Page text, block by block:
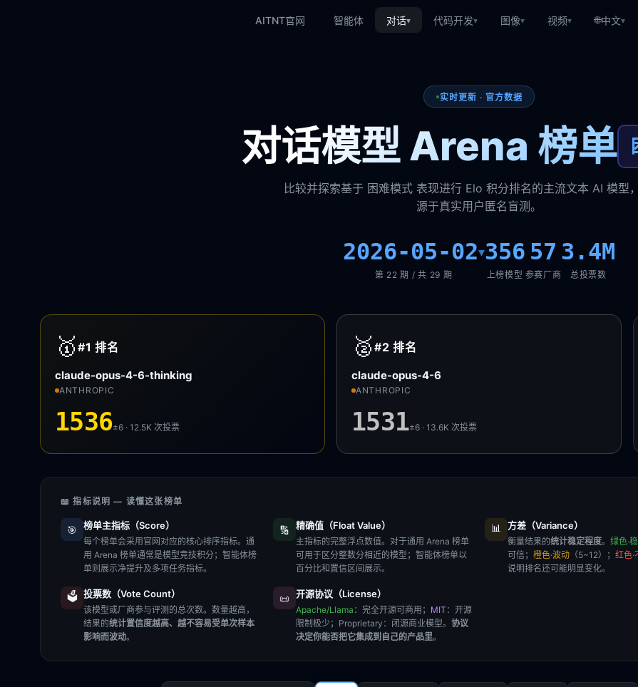
AITNT官网 智能体 对话▾ 代码开发▾ 图像▾ 视频▾ 🌐中文▾
实时更新 · 官方数据
对话模型 Arena 榜单
比较并探索基于 困难模式 表现进行 Elo 积分排名的主流文本 AI 模型
源于真实用户匿名盲测。
2026-05-02▾
第 22 期 / 共 29 期
356
上榜模型
57
参赛厂商
3.4M
总投票数
🥇 #1排名
claude-opus-4-6-thinking
ANTHROPIC
1536±6 · 12.5K次投票
🥈 #2排名
claude-opus-4-6
ANTHROPIC
1531±6 · 13.6K次投票
📖 指标说明 — 读懂这张榜单
🎯 榜单主指标（Score）
每个榜单会采用官网对应的核心排序指标。通
用 Arena 榜单通常是模型竞技积分；智能体榜
单则展示净提升及多项任务指标。
🔢 精确值（Float Value）
主指标的完整浮点数值。对于通用 Arena 榜单
可用于区分整数分相近的模型；智能体榜单以
百分比和置信区间展示。
📊 方差（Variance）
衡量结果的统计稳定程度。 绿色·
可信； 橙色·波动 （5~12）； 红色·
说明排名还可能明显变化。
🗳️ 投票数（Vote Count）
该模型或厂商参与评测的总次数。数量越高，
结果的统计置信度越高、越不容易受单次样本
影响而波动。
📜 开源协议（License）
Apache/Llama ：完全开源可商用； MIT ：开源
限制极少； Proprietary ：闭源商业模型。 协议
决定你能否把它集成到自己的产品里。